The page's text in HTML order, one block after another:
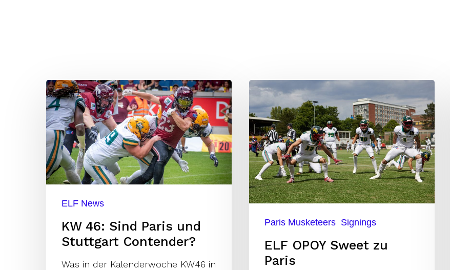
KW
46:
Sind
Paris
und
Stuttgart
ELF News
KW 46: Sind Paris und
Stuttgart Contender?
Was in der Kalenderwoche KW46 in
ELF
OPOY
Sweet
zu
Paris
Paris Musketeers Signings
ELF OPOY Sweet zu
Paris